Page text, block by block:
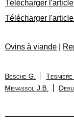
Télécharger
Télécharger
Ovins à viande
Besche G. Tesniere
Menassol J.B.